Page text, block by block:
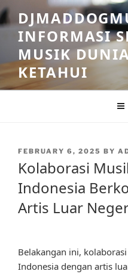
Skip
to
contentINFORMASI
MUSIK
KETAHUI
POSTED
FEBRUARY 6, 2025 BY
Kolaborasi
Indonesia
Artis Luar
Belakangan ini,
Indonesia dengan artis